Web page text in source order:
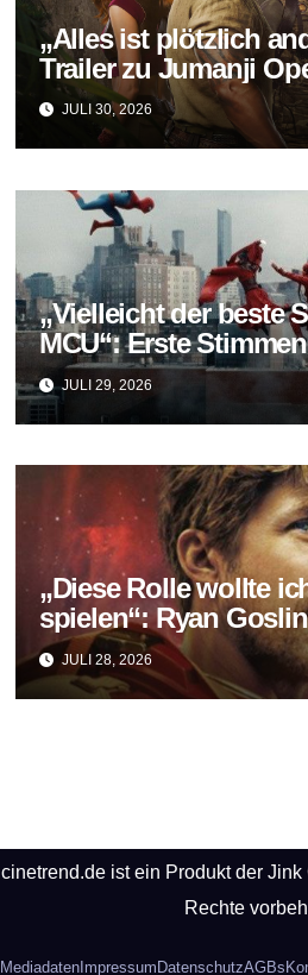
„Alles ist plötzlich
Trailer zu Jumanji
das Finale der Reihe
JULI 30, 2026
„Vielleicht der beste
MCU“: Erste
Day fallen
JULI 29, 2026
„Diese Rolle wollte
spielen“: Ryan
neuer Ghost Rider
JULI 28, 2026
cinetrend.de ist ein Produkt der
Rechte
Mediadaten Impressum DatenschutzAGBs